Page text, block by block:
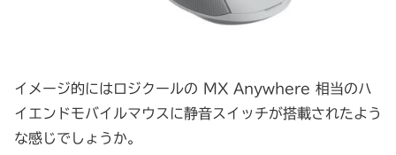
イメージ的にはロジクールの MX Anywhere 相当のハ
イエンドモバイルマウスに静音スイッチが搭載されたよう
な感じでしょうか。